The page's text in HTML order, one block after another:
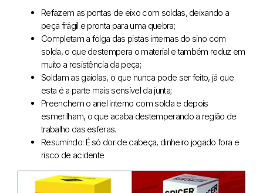
Refazem as pontas de eixo com soldas, deixando a
peça frágil e pronta para uma quebra;
Completam a folga das pistas internas do sino com
solda, o que destempera o material e também reduz em
muito a resistência da peça;
Soldam as gaiolas, o que nunca pode ser feito, já que
esta é a parte mais sensível da junta;
Preenchem o anel interno com solda e depois
esmerilham, o que acaba destemperando a região de
trabalho das esferas.
Resumindo: É só dor de cabeça, dinheiro jogado fora e
risco de acidente